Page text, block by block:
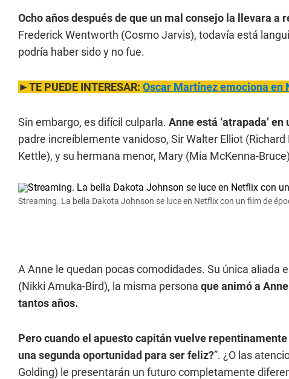
Ocho años después de que un mal consejo la llevara a
Frederick Wentworth (Cosmo Jarvis), todavía está
podría haber sido y no fue.
►TE PUEDE INTERESAR: Oscar Martínez emociona en
Sin embargo, es difícil culparla. Anne está ‘atrapada’
padre increíblemente vanidoso, Sir Walter Elliot
Kettle), y su hermana menor, Mary (Mia McKenna-
Streaming. La bella Dakota Johnson se luce en Netflix con un film de
A Anne le quedan pocas comodidades. Su única aliada
(Nikki Amuka-Bird), la misma persona que animó a
tantos años.
Pero cuando el apuesto capitán vuelve
una segunda oportunidad para ser feliz?”. ¿O las
Golding) le presentarán un futuro completamente